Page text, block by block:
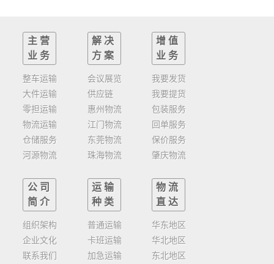
主营
业务
整车运输
大件运输
零担运输
物流运输
仓储服务
河源物流
解决
方案
会议展览
供应链
惠州物流
江门物流
东莞物流
珠海物流
增值
业务
我要发货
我要提货
包装服务
回单服务
保价服务
肇庆物流
公司
简介
组织架构
企业文化
联系我们
运输
种类
普通运输
卡班运输
加急运输
物流
直达
华东地区
华北地区
东北地区